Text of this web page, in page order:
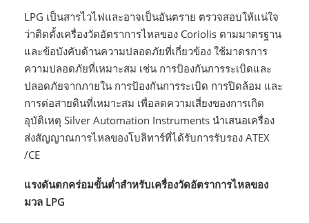
LPG เป็นสารไวไฟและอาจเป็นอันตราย ตรวจสอบให้แน่ใจ
ว่าติดตั้งเครื่องวัดอัตราการไหลของ Coriolis ตามมาตรฐาน
และข้อบังคับด้านความปลอดภัยที่เกี่ยวข้อง ใช้มาตรการ
ความปลอดภัยที่เหมาะสม เช่น การป้องกันการระเบิดและ
ปลอดภัยจากภายใน การป้องกันการระเบิด การปิดล้อม และ
การต่อสายดินที่เหมาะสม เพื่อลดความเสี่ยงของการเกิด
อุบัติเหตุ Silver Automation Instruments นำเสนอเครื่อง
ส่งสัญญาณการไหลของโบลิทาร์ที่ได้รับการรับรอง ATEX
/CE
แรงดันตกคร่อมขั้นต่ำสำหรับเครื่องวัดอัตราการไหลของ
มวล LPG